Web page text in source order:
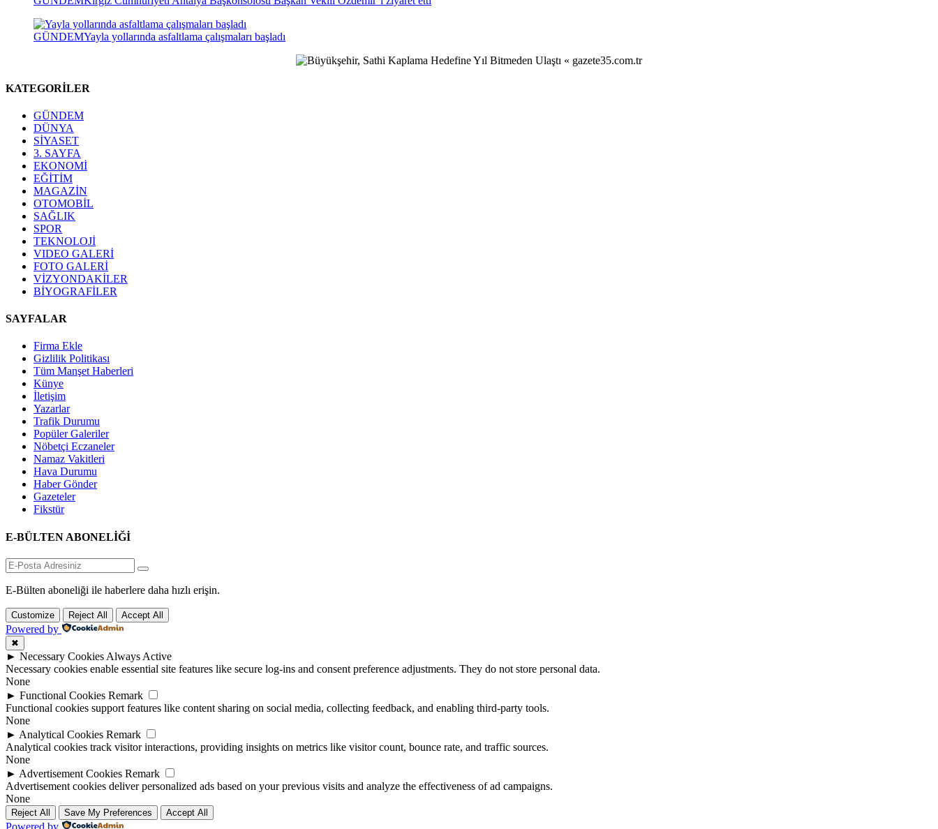
GÜNDEMYayla yollarında asfaltlama çalışmaları başladı
KATEGORİLER
GÜNDEM
DÜNYA
SİYASET
3. SAYFA
EKONOMİ
EĞİTİM
MAGAZİN
OTOMOBİL
SAĞLIK
SPOR
TEKNOLOJİ
VIDEO GALERİ
FOTO GALERİ
VİZYONDAKİLER
BİYOGRAFİLER
SAYFALAR
Firma Ekle
Gizlilik Politikası
Tüm Manşet Haberleri
Künye
İletişim
Yazarlar
Trafik Durumu
Popüler Galeriler
Nöbetçi Eczaneler
Namaz Vakitleri
Hava Durumu
Haber Gönder
Gazeteler
Fikstür
E-BÜLTEN ABONELİĞİ
E-Bülten aboneliği ile haberlere daha hızlı erişin.
Customize Reject All Accept All
Powered by
✖
► Necessary Cookies Always Active
Necessary cookies enable essential site features like secure log-ins and consent preference adjustments. They do not store personal data.
None
► Functional Cookies Remark
Functional cookies support features like content sharing on social media, collecting feedback, and enabling third-party tools.
None
► Analytical Cookies Remark
Analytical cookies track visitor interactions, providing insights on metrics like visitor count, bounce rate, and traffic sources.
None
► Advertisement Cookies Remark
Advertisement cookies deliver personalized ads based on your previous visits and analyze the effectiveness of ad campaigns.
None
Reject All Save My Preferences Accept All
Powered by